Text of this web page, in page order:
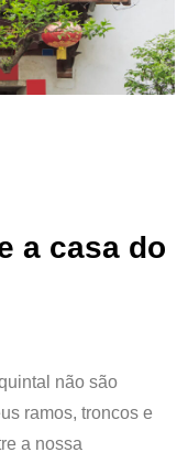
a casa do
não são
ramos, troncos e
a nossa